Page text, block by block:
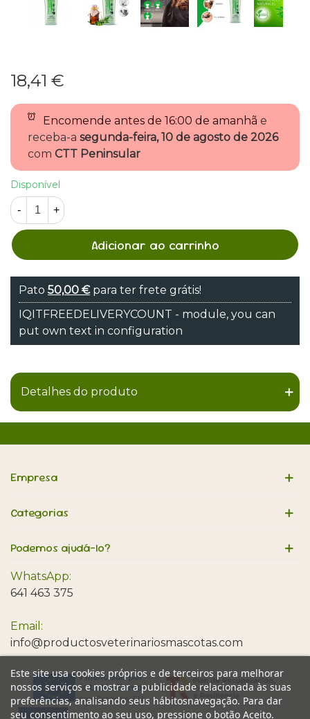
18,41 €
Encomende antes de 16:00 de amanhã e
receba-a segunda-feira, 10 de agosto de 2026
com CTT Peninsular
Disponível
- +
Adicionar ao carrinho
Pato 50,00 €para ter frete grátis!
IQITFREEDELIVERYCOUNT - module, you can
put own text in configuration
Detalhes do produto
Este site usa cookies próprios e de terceiros para melhorar
nossos serviços e mostrar a publicidade relacionada às suas
preferências, analisando seus hábitosnavegação. Para dar
seu consentimento ao seu uso, pressione o botão Aceito.
Empresa
Categorias
Podemos ajudá-lo?
WhatsApp:
641 463 375
Email:
info@productosveterinariosmascotas.com